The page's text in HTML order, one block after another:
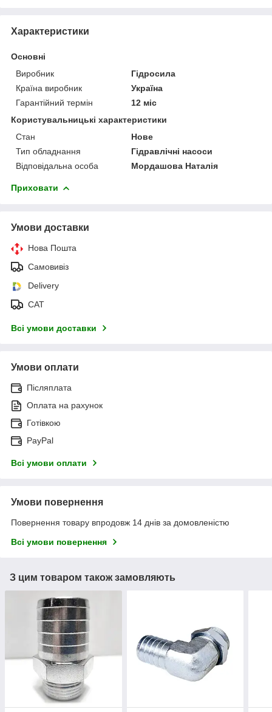
Характеристики
Основні
Виробник
Гідросила
Країна виробник
Україна
Гарантійний термін
12 міс
Користувальницькі характеристики
Стан
Нове
Тип обладнання
Гідравлічні насоси
Відповідальна особа
Мордашова Наталія
Приховати
Умови доставки
Нова Пошта
Самовивіз
Delivery
САТ
Всі умови доставки
Умови оплати
Післяплата
Оплата на рахунок
Готівкою
PayPal
Всі умови оплати
Умови повернення
Повернення товару впродовж 14 днів за домовленістю
Всі умови повернення
З цим товаром також замовляють